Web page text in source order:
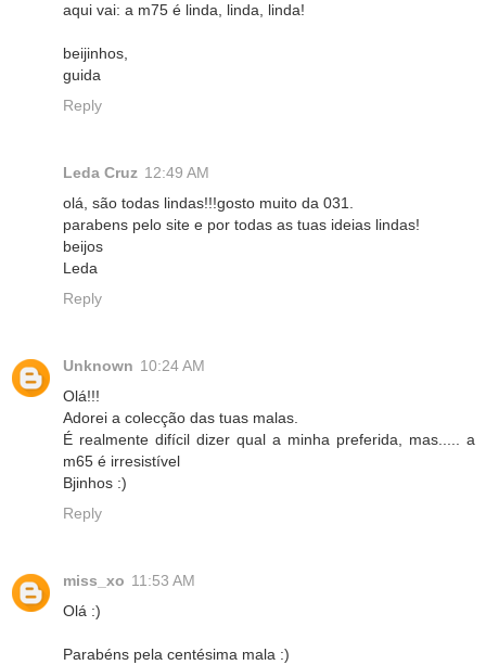
aqui vai: a m75 é linda, linda, linda!
beijinhos,
guida
Reply
Leda Cruz 12:49 AM
olá, são todas lindas!!!gosto muito da 031.
parabens pelo site e por todas as tuas ideias lindas!
beijos
Leda
Reply
Unknown 10:24 AM
Olá!!!
Adorei a colecção das tuas malas.
É realmente difícil dizer qual a minha preferida, mas..... a
m65 é irresistível
Bjinhos :)
Reply
miss_xo 11:53 AM
Olá :)
Parabéns pela centésima mala :)